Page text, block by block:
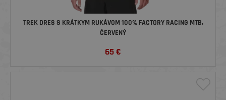
TREK DRES S KRÁTKYM RUKÁVOM 100% FACTORY RACING MTB,
ČERVENÝ
65€